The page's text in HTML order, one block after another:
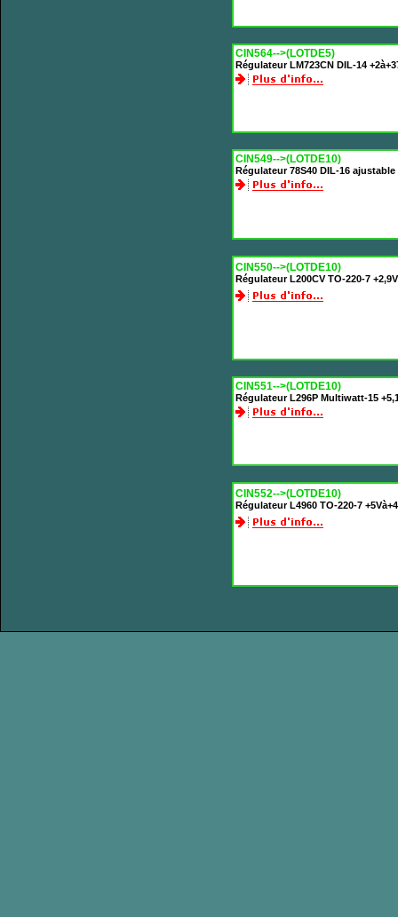
CIN564-->(LOTDE5)
Régulateur LM723CN DIL-14
CIN549-->(LOTDE10)
Régulateur 78S40 DIL-16 ajustable
CIN550-->(LOTDE10)
Régulateur L200CV TO-220-7
CIN551-->(LOTDE10)
Régulateur L296P Multiwatt-15
CIN552-->(LOTDE10)
Régulateur L4960 TO-220-7